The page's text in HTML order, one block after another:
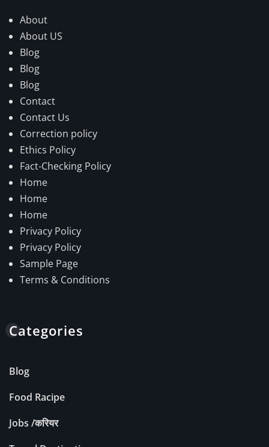
About
About US
Blog
Blog
Blog
Contact
Contact Us
Correction policy
Ethics Policy
Fact-Checking Policy
Home
Home
Home
Privacy Policy
Privacy Policy
Sample Page
Terms & Conditions
Categories
Blog
Food Racipe
Jobs /करियर